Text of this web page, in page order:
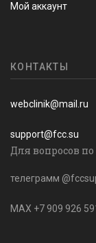
Мой аккаунт
КОНТАКТЫ
webclinik@mail.ru
support@fcc.su
Для вопросов
телеграмм
MAX +7 909 926